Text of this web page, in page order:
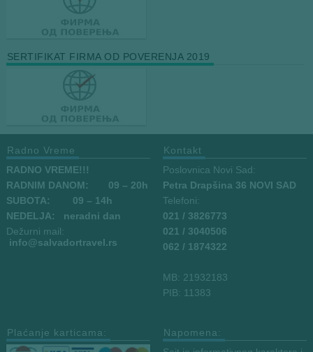
SERTIFIKAT FIRMA OD POVERENJA 2019
Radno Vreme
RADNO VREME!!!
RADNIM DANOM:
09 – 20h
SUBOTA: 09 – 14h
NEDELJA: neradni dan
Dežurni mail:
info@salvadortravel.rs
Kontakt
Poslovnica Novi Sad:
Petra Drapšina 36 NOVI SAD
Telefoni:
021 / 3826773
021 / 3040506
062 / 1874322
MB: 21932183
PIB: 11383
Plaćanje karticama:
Napomena: